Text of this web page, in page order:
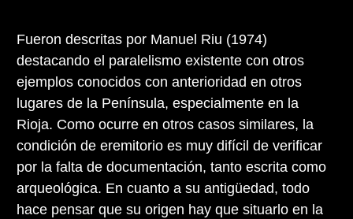
Fueron descritas por Manuel Riu (1974)
destacando el paralelismo existente con otros
ejemplos conocidos con anterioridad en otros
lugares de la Península, especialmente en la
Rioja. Como ocurre en otros casos similares, la
condición de eremitorio es muy difícil de verificar
por la falta de documentación, tanto escrita como
arqueológica. En cuanto a su antigüedad, todo
hace pensar que su origen hay que situarlo en la